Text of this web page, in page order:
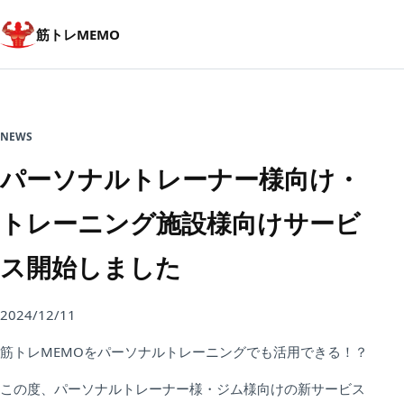
筋トレMEMO
NEWS
パーソナルトレーナー様向け・
トレーニング施設様向けサービ
ス開始しました
2024/12/11
筋トレMEMOをパーソナルトレーニングでも活用できる！？
この度、パーソナルトレーナー様・ジム様向けの新サービス